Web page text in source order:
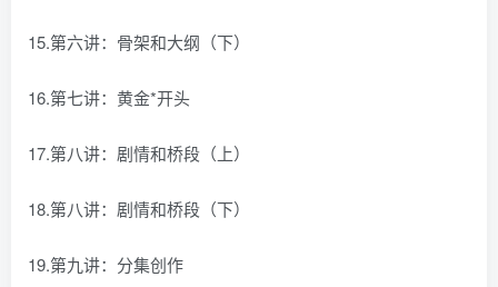
15.第六讲：骨架和大纲（下）
16.第七讲：黄金*开头
17.第八讲：剧情和桥段（上）
18.第八讲：剧情和桥段（下）
19.第九讲：分集创作